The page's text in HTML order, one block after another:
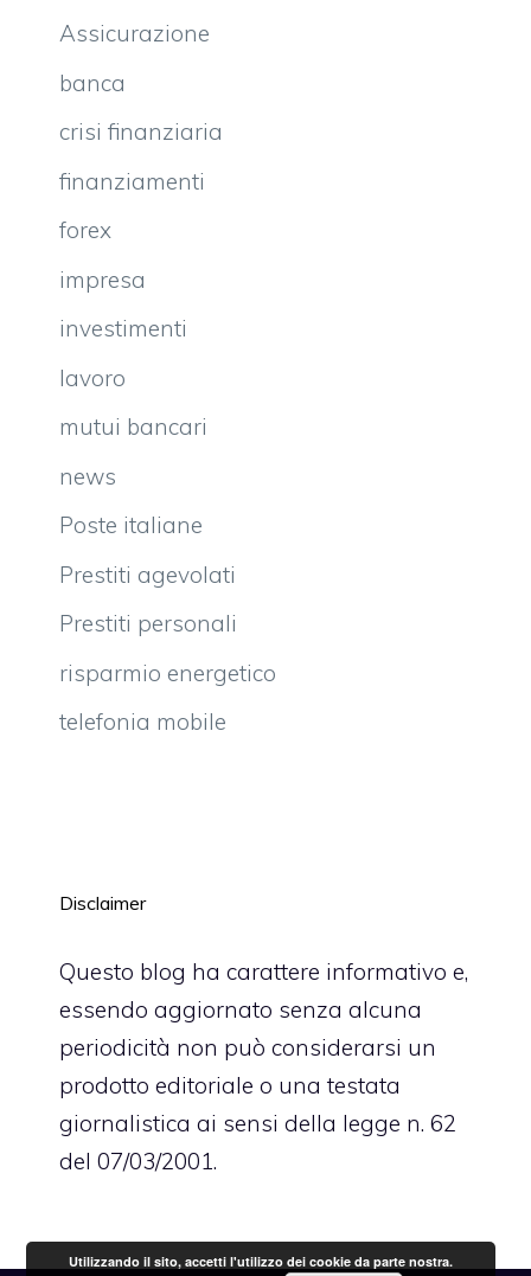
Assicurazione
banca
crisi finanziaria
finanziamenti
forex
impresa
investimenti
lavoro
mutui bancari
news
Poste italiane
Prestiti agevolati
Prestiti personali
risparmio energetico
telefonia mobile
Disclaimer
Questo blog ha carattere informativo e,
essendo aggiornato senza alcuna
periodicità non può considerarsi un
prodotto editoriale o una testata
giornalistica ai sensi della legge n. 62
del 07/03/2001.
Utilizzando il sito, accetti l'utilizzo dei cookie da parte nostra.